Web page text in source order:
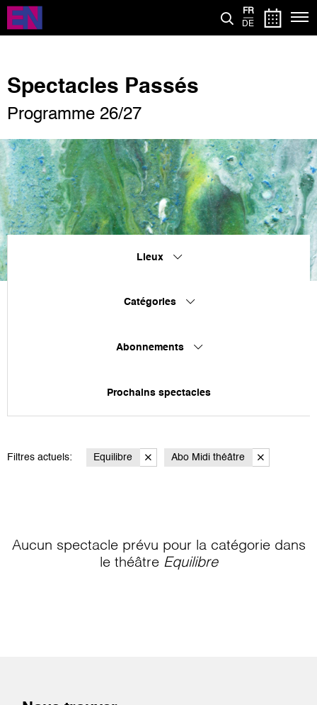
Aller
contenu
FR
DE
Spectacles Passés
Programme 26/27
Lieux
Catégories
Abonnements
Prochains spectacles
Filtres actuels: Equilibre Abo Midi théâtre
Aucun spectacle prévu pour la catégorie dans
le théâtre Equilibre